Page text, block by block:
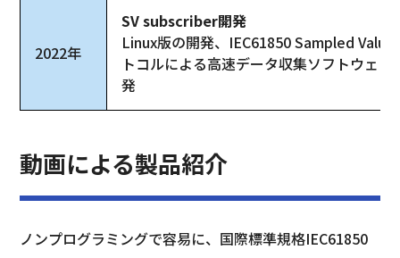
2022年
SV subscriber開発
Linux版の開発、IEC61850 Sampled
トコルによる高速データ収集ソフトウェア
発
動画による製品紹介
ノンプログラミングで容易に、国際標準規格IEC61850